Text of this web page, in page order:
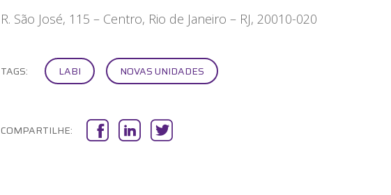
R. São José, 115 – Centro, Rio de Janeiro – RJ, 20010-020
TAGS: LABI NOVAS UNIDADES
COMPARTILHE: